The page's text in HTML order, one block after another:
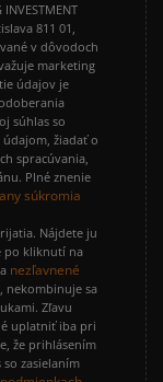
811 01,
v dôvodoch
marketing
údajov je
súhlas so
žiadať o
spracúvania,
Plné znenie
súkromia
Nájdete ju
po kliknutí na
nezľavnené
, nekombinuje sa
Zľavu
uplatniť iba pri
že prihlásením
zasielaním